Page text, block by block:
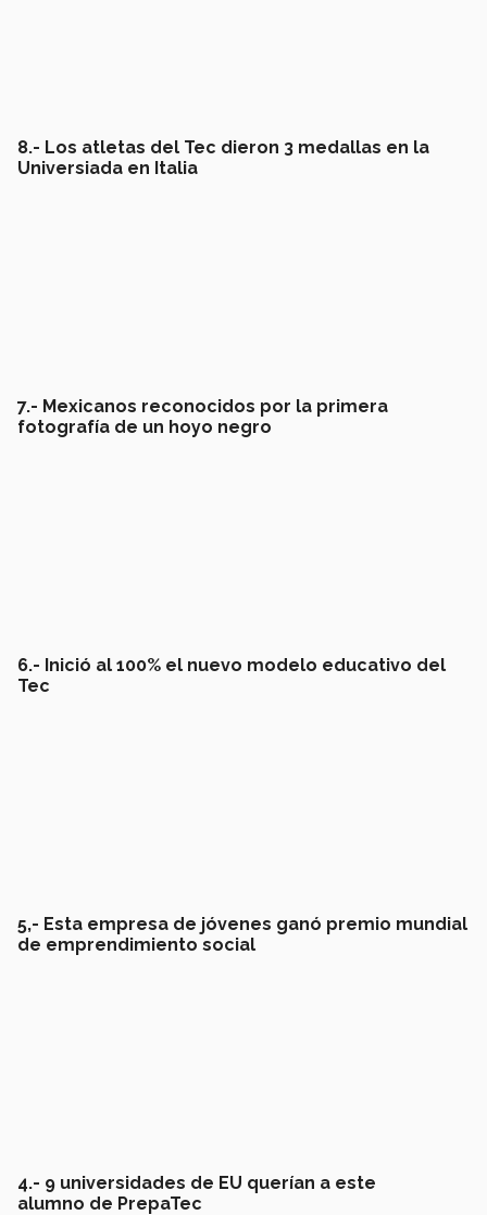
8.- Los atletas del Tec dieron 3 medallas en la
Universiada en Italia
7.- Mexicanos reconocidos por la primera
fotografía de un hoyo negro
6.- Inició al 100% el nuevo modelo educativo del
Tec
5,- Esta empresa de jóvenes ganó premio mundial
de emprendimiento social
4.- 9 universidades de EU querían a este
alumno de PrepaTec